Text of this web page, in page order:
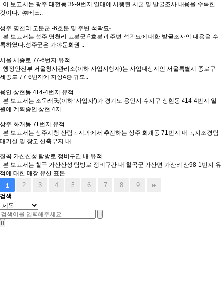
이 보고서는 광주 태전동 39-9번지 일대에 시행된 시굴 및 발굴조사 내용을 수록한
것이다. ㈜베스..
성주 명천리 고분군 -6호분 및 주변 석곽묘-
본 보고서는 성주 명천리 고분군 6호분과 주변 석곽묘에 대한 발굴조사의 내용을 수
록하였다.성주군은 가야문화권 ..
서울 세종로 77-6번지 유적
행정안전부 서울청사관리소(이하 사업시행자)는 사업대상지인 서울특별시 종로구
세종로 77-6번지에 지상4층 규모..
용인 상현동 414-4번지 유적
본 보고서는 조욱래氏(이하 ‘사업자’)가 경기도 용인시 수지구 상현동 414-4번지 일
원에 계획중인 상현 4지..
상주 화개동 71번지 유적
본 보고서는 상주시청 산림녹지과에서 추진하는 상주 화개동 71번지 내 녹지조경팀
대기실 및 창고 신축부지 내 ..
칠곡 가산산성 탐방로 정비구간 내 유적
본 보고서는 칠곡 가산산성 탐방로 정비구간 내 칠곡군 가산면 가산리 산98-1번지 유
적에 대한 매장 유산 표본..
1
2 3 4 5 6 7 8 9
검색